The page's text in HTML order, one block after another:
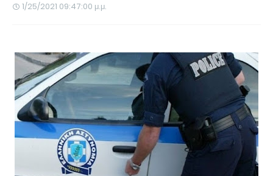
1/25/2021 09:47:00 μ.μ.